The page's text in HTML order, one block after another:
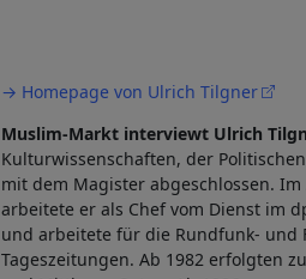
→ Homepage von Ulrich Tilgner
Muslim-Markt interviewt Ulrich
Kulturwissenschaften, der
mit dem Magister abgeschlossen.
arbeitete er als Chef vom Dienst im
und arbeitete für die Rundfunk- und
Tageszeitungen. Ab 1982 erfolgten